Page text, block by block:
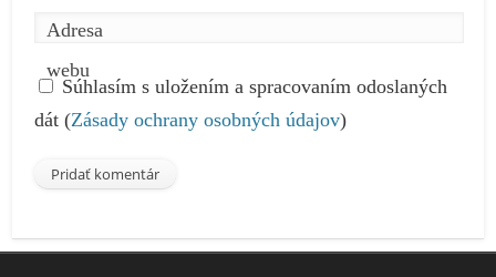
Adresa
webu
Súhlasím s uložením a spracovaním odoslaných
dát (Zásady ochrany osobných údajov)